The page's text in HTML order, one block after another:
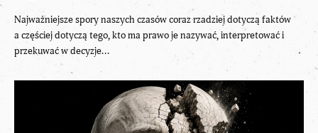
Najważniejsze spory naszych czasów coraz rzadziej dotyczą faktów
a częściej dotyczą tego, kto ma prawo je nazywać, interpretować i
przekuwać w decyzje...